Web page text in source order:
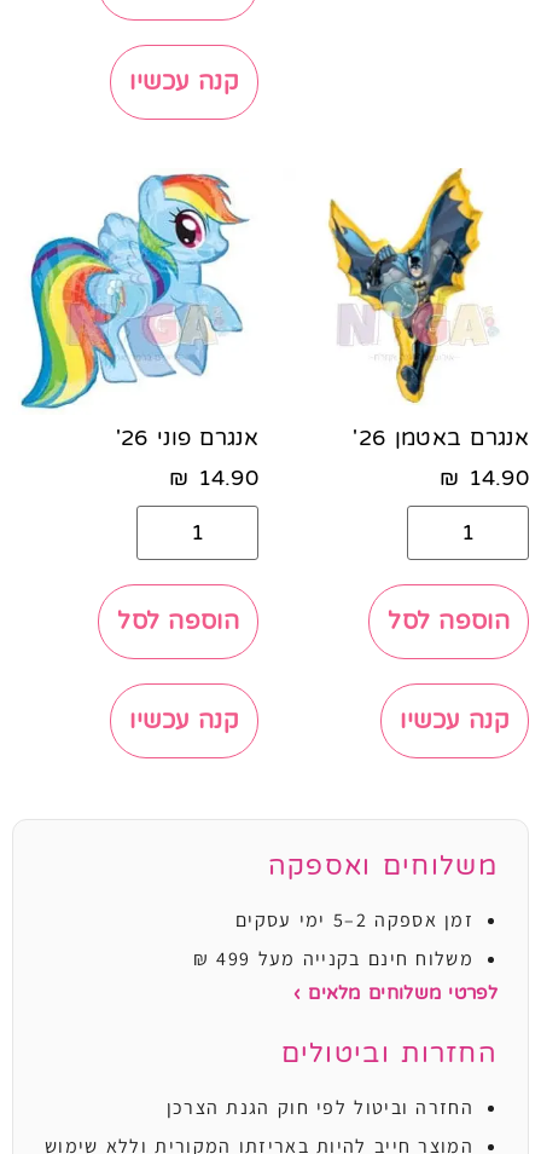
קנה עכשיו
אנגרם באטמן 26'
14.90
₪
הוספה לסל
קנה עכשיו
אנגרם פוני 26'
14.90
₪
הוספה לסל
קנה עכשיו
משלוחים ואספקה
זמן אספקה 2–5 ימי עסקים
משלוח חינם בקנייה מעל 499 ₪
לפרטי משלוחים מלאים ›
החזרות וביטולים
החזרה וביטול לפי חוק הגנת הצרכן
המוצר חייב להיות באריזתו המקורית וללא שימוש